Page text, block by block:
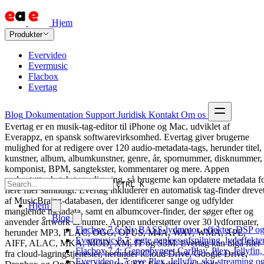
Hjem
Produkter
Evervideo
Evermusic
Flacbox
Evertag
Blog Dokumentation Support Juridisk Kontakt Om os
CTRL K
Hjem
Blog
Flacbox 7.6: Ny BASS-lydmotor, effekter, DSP
Evermusic 8.7: ægte gapless-afspilning,
Flacbox 7.4: Genopbygget CarPlay, Plex,
Evervideo 1.7: nye Plex, Jellyfin, sky-streaming
Evertag er en musik-tag-editor til iPhone og Mac, udviklet af
Everappz, en spansk softwarevirksomhed. Evertag giver brugerne
mulighed for at redigere over 120 audio-metadata-tags, herunder titel,
kunstner, album, albumkunstner, genre, år, spornummer, disknummer,
komponist, BPM, sangtekster, kommentarer og mere. Appen
understøtter batch-tagredigering, så brugerne kan opdatere metadata
flere filer samtidigt. Evertag inkluderer en automatisk tag-finder
af MusicBrainz-databasen, der identificerer sange og udfylder
manglende metadata, samt en albumcover-finder, der søger efter og
anvender artwork til numre. Appen understøtter over 30 lydformater,
herunder MP3, FLAC, OGG, OPUS, M4A, WAV, WMA, APE,
AIFF, ALAC, MKA, MOD, XM, IT og S3M. Evertag kan tilgå filer
fra cloud-lagringstjenester, herunder iCloud Drive, Google Drive,